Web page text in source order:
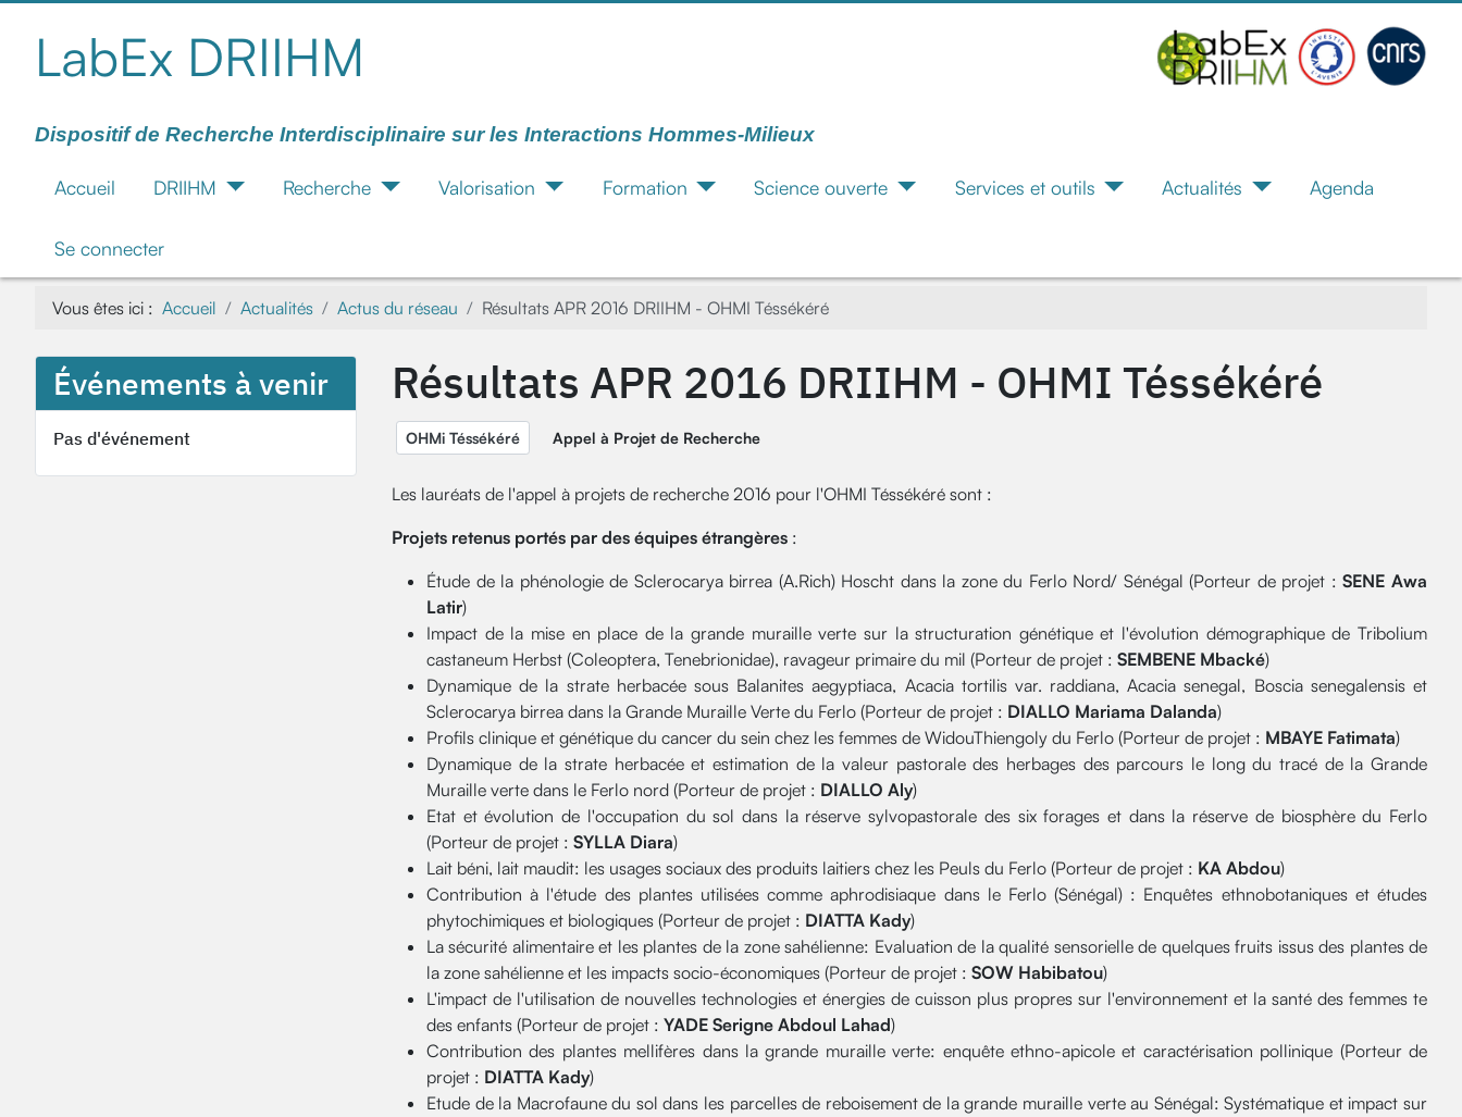
LabEx DRIIHM
Dispositif de Recherche Interdisciplinaire sur les Interactions Hommes-Milieux
Accueil DRIIHM Recherche Valorisation Formation Science ouverte Services et outils Actualités Agenda
Se connecter
Vous êtes ici : Accueil Actualités Actus du réseau Résultats APR 2016 DRIIHM - OHMI Téssékéré
Événements à venir
Pas d'événement
Résultats APR 2016 DRIIHM - OHMI Téssékéré
OHMi Téssékéré Appel à Projet de Recherche
Les lauréats de l'appel à projets de recherche 2016 pour l'OHMI Téssékéré sont :
Projets retenus portés par des équipes étrangères :
Étude de la phénologie de Sclerocarya birrea (A.Rich) Hoscht dans la zone du Ferlo Nord/ Sénégal (Porteur de projet :SENE Awa
Latir)
Impact de la mise en place de la grande muraille verte sur la structuration génétique et l'évolution démographique de Tribolium
castaneum Herbst (Coleoptera, Tenebrionidae), ravageur primaire du mil (Porteur de projet : SEMBENE Mbacké)
Dynamique de la strate herbacée sous Balanites aegyptiaca, Acacia tortilis var. raddiana, Acacia senegal, Boscia senegalensis et
Sclerocarya birrea dans la Grande Muraille Verte du Ferlo (Porteur de projet : DIALLO Mariama Dalanda)
Profils clinique et génétique du cancer du sein chez les femmes de WidouThiengoly du Ferlo (Porteur de projet : MBAYE Fatimata)
Dynamique de la strate herbacée et estimation de la valeur pastorale des herbages des parcours le long du tracé de la Grande
Muraille verte dans le Ferlo nord (Porteur de projet : DIALLO Aly)
Etat et évolution de l'occupation du sol dans la réserve sylvopastorale des six forages et dans la réserve de biosphère du Ferlo
(Porteur de projet : SYLLA Diara)
Lait béni, lait maudit: les usages sociaux des produits laitiers chez les Peuls du Ferlo (Porteur de projet : KA Abdou)
Contribution à l'étude des plantes utilisées comme aphrodisiaque dans le Ferlo (Sénégal) : Enquêtes ethnobotaniques et études
phytochimiques et biologiques (Porteur de projet : DIATTA Kady)
La sécurité alimentaire et les plantes de la zone sahélienne: Evaluation de la qualité sensorielle de quelques fruits issus des plantes de
la zone sahélienne et les impacts socio-économiques (Porteur de projet : SOW Habibatou)
L'impact de l'utilisation de nouvelles technologies et énergies de cuisson plus propres sur l'environnement et la santé des femmes te
des enfants (Porteur de projet : YADE Serigne Abdoul Lahad)
Contribution des plantes mellifères dans la grande muraille verte: enquête ethno-apicole et caractérisation pollinique (Porteur de
projet : DIATTA Kady)
Etude de la Macrofaune du sol dans les parcelles de reboisement de la grande muraille verte au Sénégal: Systématique et impact sur